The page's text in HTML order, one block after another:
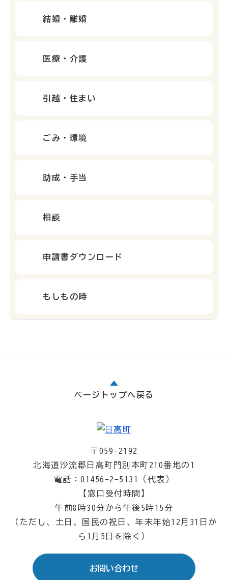
結婚・離婚
医療・介護
引越・住まい
ごみ・環境
助成・手当
相談
申請書ダウンロード
もしもの時
ページトップへ戻る
〒059-2192
北海道沙流郡日高町門別本町210番地の1
電話：01456-2-5131（代表）
【窓口受付時間】
午前8時30分から午後5時15分
（ただし、土日、国民の祝日、年末年始12月31日か
ら1月5日を除く）
お問い合わせ